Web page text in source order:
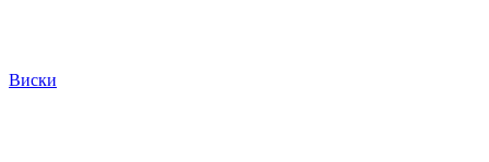
Виски